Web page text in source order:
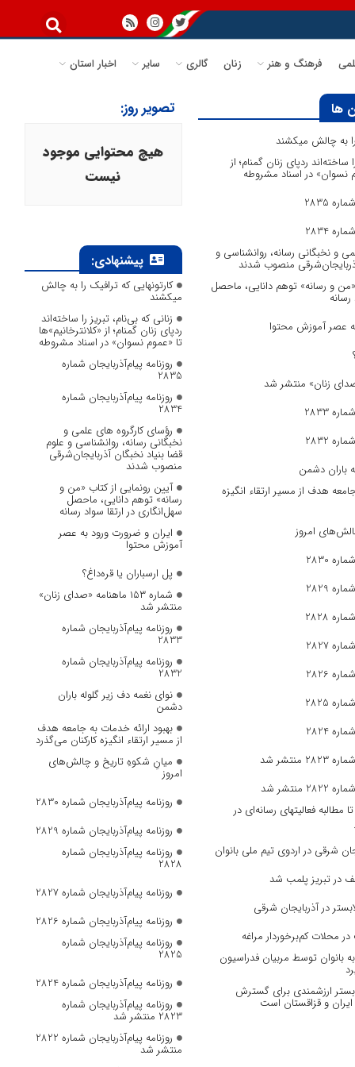
فرهنگ و هنر زنان گالری سایر اخبار استان
ها
را به چالش میکشند
ساخته‌اند ردپای زنان گمنام؛ از
نسوان» در اسناد مشروطه
2835
2834
و نخبگانی رسانه، روانشناسی و
منصوب شدند
و رسانه» توهم دانایی، ماحصل
عصر آموزش محتوا
2833
2832
باران دشمن
هدف از مسیر ارتقاء انگیزه
امروز
2830
2829
2828
2827
2826
2825
2824
منتشر شد
شد
فعالیتهای رسانه‌ای در
شرقی در اردوی تیم ملی بانوان
در تبریز پلمب شد
در آذربایجان شرقی
محلات کم‌برخوردار مراغه
بانوان توسط مربیان فدراسیون
بستر ارزشمندی برای گسترش
و قزاقستان است
تصویر روز:
هیچ محتوایی موجود
نیست
پیشنهادی:
کارتونهایی که ترافیک را به چالش
میکشند
زنانی که بی‌نام، تبریز را ساخته‌اند
ردپای زنان گمنام؛ از «کلانترخانیم»ها
تا «عموم نسوان» در اسناد مشروطه
روزنامه پیام‌آذربایجان شماره
2835
روزنامه پیام‌آذربایجان شماره
2834
رؤسای کارگروه های علمی و
نخبگانی رسانه، روانشناسی و علوم
قضا بنیاد نخبگان آذربایجان‌شرقی
منصوب شدند
آیین رونمایی از کتاب «من و
رسانه» توهم دانایی، ماحصل
سهل‌انگاری در ارتقا سواد رسانه
ایران و ضرورت ورود به عصر
آموزش محتوا
پل ارسباران یا قره‌داغ؟
شماره ۱۵۳ ماهنامه «صدای زنان»
منتشر شد
روزنامه پیام‌آذربایجان شماره
2833
روزنامه پیام‌آذربایجان شماره
2832
نوای نغمه دف زیر گلوله باران
دشمن
بهبود ارائه خدمات به جامعه هدف
از مسیر ارتقاء انگیزه کارکنان می‌گذرد
میانِ شکوهِ تاریخ و چالش‌های
امروز
روزنامه پیام‌آذربایجان شماره 2830
روزنامه پیام‌آذربایجان شماره 2829
روزنامه پیام‌آذربایجان شماره
2828
روزنامه پیام‌آذربایجان شماره 2827
روزنامه پیام‌آذربایجان شماره 2826
روزنامه پیام‌آذربایجان شماره
2825
روزنامه پیام‌آذربایجان شماره 2824
روزنامه پیام‌آذربایجان شماره
2823 منتشر شد
روزنامه پیام‌آذربایجان شماره 2822
منتشر شد